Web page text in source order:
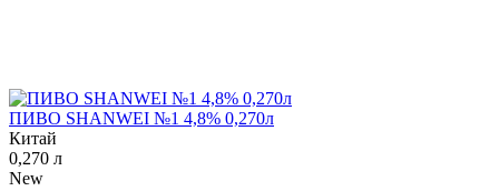
ПИВО SHANWEI №1 4,8% 0,270л
Китай
0,270 л
New